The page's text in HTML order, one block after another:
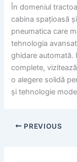
În domeniul
cabina spațioasă
pneumatica care
tehnologia
ghidare automată.
complete, vizitează
o alegere solidă
și tehnologie
PREVIOUS